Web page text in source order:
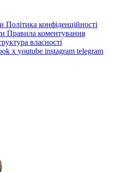
Політика конфіденційності
Правила коментування
власності
x youtube instagram telegram